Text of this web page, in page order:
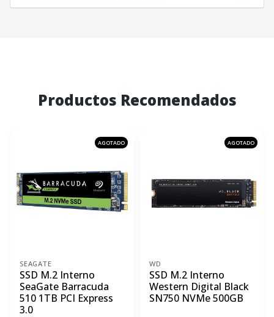
Productos Recomendados
AGOTADO
SEAGATE
SSD M.2 Interno
SeaGate Barracuda
510 1TB PCI Express
3.0
AGOTADO
WD
SSD M.2 Interno
Western Digital Black
SN750 NVMe 500GB